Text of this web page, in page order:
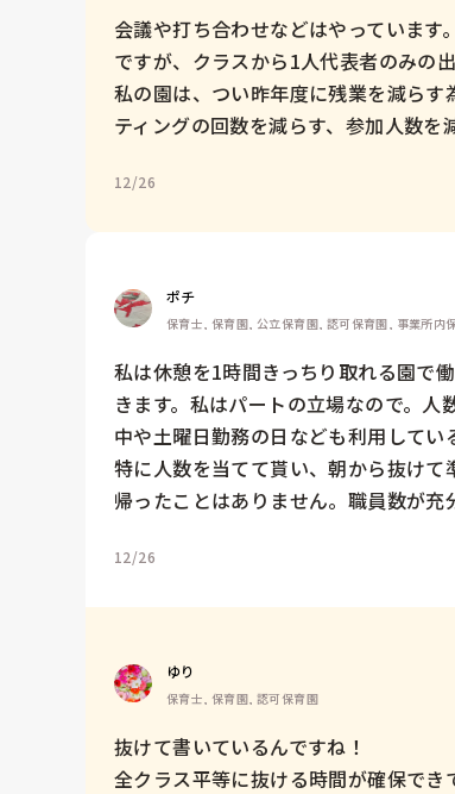
会議や打ち合わせなどはやっています。
ですが、クラスから1人代表者のみの
私の園は、つい昨年度に残業を減ら
ティングの回数を減らす、参加人数を
12/26
ポチ
保育士, 保育園, 公立保育園, 認可保育園, 事業所内
私は休憩を1時間きっちり取れる園で
きます。私はパートの立場なので。
中や土曜日勤務の日なども利用して
特に人数を当てて貰い、朝から抜け
帰ったことはありません。職員数が充
12/26
ゆり
保育士, 保育園, 認可保育園
抜けて書いているんですね！
全クラス平等に抜ける時間が確保でき